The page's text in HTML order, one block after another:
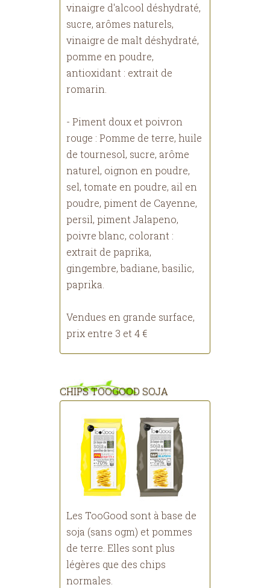
vinaigre d'alcool déshydraté,
sucre, arômes naturels,
vinaigre de malt déshydraté,
pomme en poudre,
antioxidant : extrait de
romarin.
- Piment doux et poivron
rouge : Pomme de terre, huile
de tournesol, sucre, arôme
naturel, oignon en poudre,
sel, tomate en poudre, ail en
poudre, piment de Cayenne,
persil, piment Jalapeno,
poivre blanc, colorant :
extrait de paprika,
gingembre, badiane, basilic,
paprika.
Vendues en grande surface,
prix entre 3 et 4 €
CHIPS TOOGOOD SOJA
Les TooGood sont à base de
soja (sans ogm) et pommes
de terre. Elles sont plus
légères que des chips
normales.